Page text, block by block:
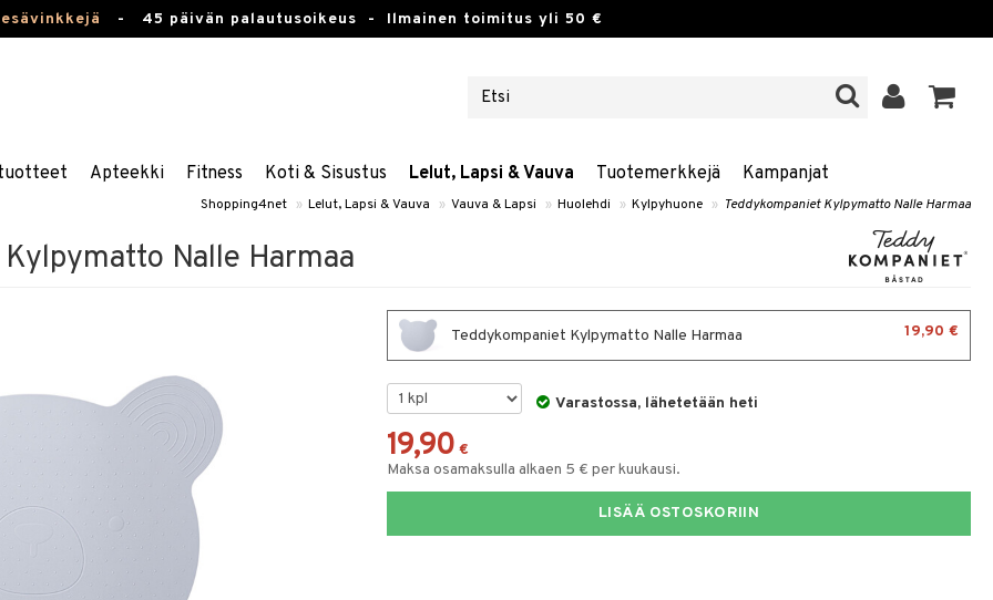
- 45 päivän palautusoikeus - Ilmainen toimitus yli 50 €
Apteekki Fitness Koti & Sisustus Lelut, Lapsi & Vauva Tuotemerkkejä Kampanjat
Shopping4net » Lelut, Lapsi & Vauva » Vauva & Lapsi » Huolehdi » Kylpyhuone » Teddykompaniet Kylpymatto Nalle Harmaa
Nalle Harmaa
Teddykompaniet Kylpymatto Nalle Harmaa 19,90 €
Varastossa, lähetetään heti
19,90 €
Maksa osamaksulla alkaen 5 € per kuukausi.
LISÄÄ OSTOSKORIIN